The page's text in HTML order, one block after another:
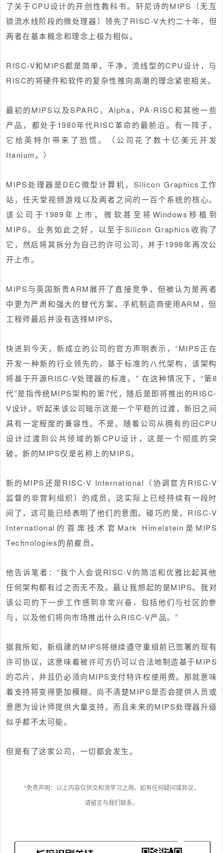
了关于CPU设计的开创性教科书。轩尼诗的MIPS（无互
锁流水线阶段的微处理器）领先了RISC-V大约二十年，但
两者在基本概念和理念上极为相似。
RISC-V和MIPS都是简单，干净，流线型的CPU设计，与
RISC的将硬件和软件的复杂性推向高潮的理念紧密相关。
最初的MIPS以及SPARC，Alpha，PA-RISC和其他一些
产品，都处于1980年代RISC革命的最前沿。有一阵子，
它给英特尔带来了恐慌。（公司花了数十亿美元开发
Itanium。）
MIPS处理器是DEC微型计算机，Silicon Graphics工作
站，任天堂视频游戏以及两者之间的一百个系统的核心。
该公司于1989年上市。微软甚至将Windows移植到
MIPS。业务如此之好，以至于Silicon Graphics收购了
它，然后将其拆分为自己的许可公司，并于1998年再次公
开上市。
MIPS与英国新贵ARM展开了直接竞争，但被认为是两者
中更为严肃和强大的替代方案。手机制造商使用ARM，但
工程师最后并没有选择MIPS。
快进到今天，新成立的公司的官方声明表示，“MIPS正在
开发一种新的行业领先的，基于标准的八代架构，该架构
将基于开源RISC-V处理器的标准。” 在这种情况下，“第8
代”是指传统MIPS架构的第7代，随后是即将推出的RISC-
V设计。听起来该公司暗示这是一个平稳的过渡，新旧之间
具有一定程度的兼容性。不是。随着公司从拥有的旧CPU
设计过渡到公共领域的新CPU设计，这是一个彻底的突
破。新的MIPS仅是名称上的MIPS。
新的MIPS还是RISC-V International（协调官方RISC-V
监督的非营利组织）的成员。这实际上已经持续有一段时
间了，这可能已经表明了他们的意图。碰巧的是，RISC-V
International的首席技术官Mark Himelstein是MIPS
Technologies的前雇员。
他告诉笔者：“我个人会说RISC-V的简洁和优雅比起其他
任何架构都有过之而无不及。最让我想起的是MIPS。我对
该公司的下一步工作感到非常兴奋，包括他们与社区的参
与，以及他们将向市场推出什么RISC-V产品。”
据我所知，新组建的MIPS将继续遵守重组前已签署的现有
许可协议，这意味着被许可方仍可以合法地制造基于MIPS
的芯片，并且仍必须向MIPS支付特许权使用费。那就意味
着支持将变得更加模糊。尚不清楚MIPS是否会提供人员或
意愿为设计师提供大量支持。而且未来的MIPS处理器升级
似乎都不太可能。
但是有了这家公司，一切都会发生。
*免责声明：以上内容仅供交和流学习之用。如有任何疑问或异议，
请留言与我们联系。